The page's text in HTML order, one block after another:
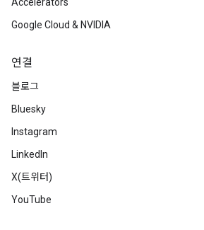
Google Cloud & NVIDIA
연결
블로그
Bluesky
Instagram
LinkedIn
X(트위터)
YouTube